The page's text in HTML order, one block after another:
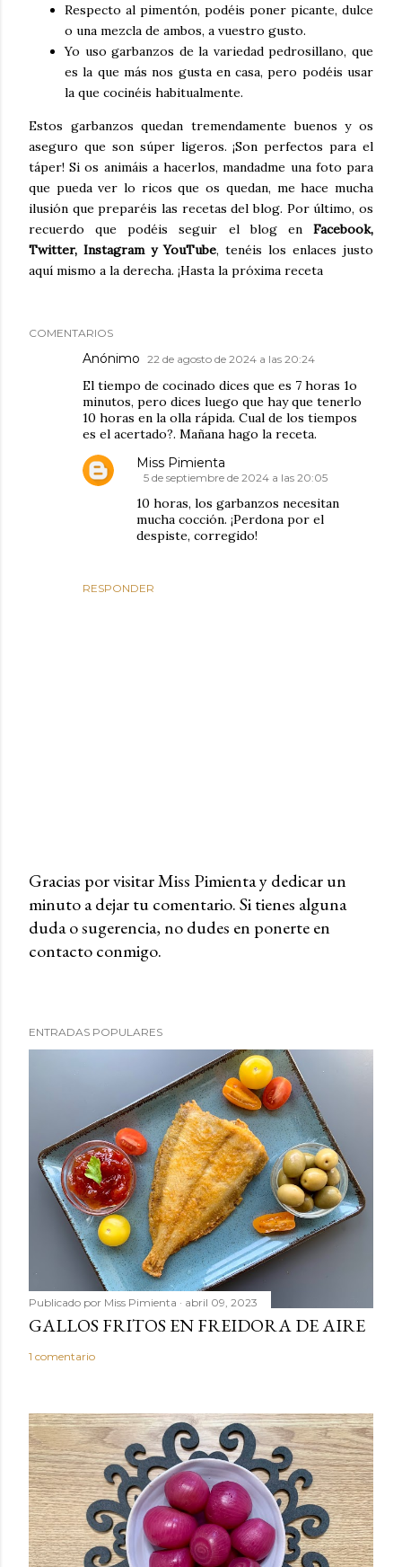
Respecto al pimentón, podéis poner picante, dulce
o una mezcla de ambos, a vuestro gusto.
Yo uso garbanzos de la variedad pedrosillano, que
es la que más nos gusta en casa, pero podéis usar
la que cocinéis habitualmente.
Estos garbanzos quedan tremendamente buenos y os
aseguro que son súper ligeros. ¡Son perfectos para el
táper! Si os animáis a hacerlos, mandadme una foto para
que pueda ver lo ricos que os quedan, me hace mucha
ilusión que preparéis las recetas del blog. Por último, os
recuerdo que podéis seguir el blog en Facebook,
Twitter, Instagram y YouTube, tenéis los enlaces justo
aquí mismo a la derecha. ¡Hasta la próxima receta
COMENTARIOS
Anónimo 22 de agosto de 2024 a las 20:24
El tiempo de cocinado dices que es 7 horas 1o
minutos, pero dices luego que hay que tenerlo
10 horas en la olla rápida. Cual de los tiempos
es el acertado?. Mañana hago la receta.
RESPONDER
Miss Pimienta
5 de septiembre de 2024 a las 20:05
10 horas, los garbanzos necesitan
mucha cocción. ¡Perdona por el
despiste, corregido!
P
u
b
a
r
i
o
Gracias por visitar Miss Pimienta y dedicar un
minuto a dejar tu comentario. Si tienes alguna
duda o sugerencia, no dudes en ponerte en
contacto conmigo.
ENTRADAS POPULARES
Publicado por Miss Pimienta abril 09, 2023
GALLOS FRITOS EN FREIDORA DE AIRE
1 comentario